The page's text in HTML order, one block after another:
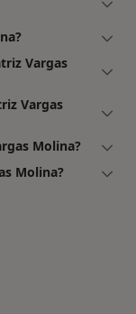
Vargas
Vargas
Molina?
Molina?